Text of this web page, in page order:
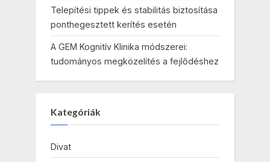
Telepítési tippek és stabilitás biztosítása
ponthegesztett kerítés esetén
A GEM Kognitív Klinika módszerei:
tudományos megközelítés a fejlődéshez
Kategóriák
Divat